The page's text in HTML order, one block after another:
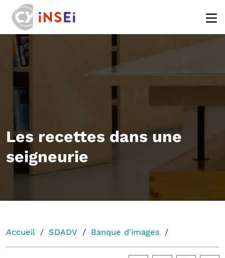
Les recettes dans une
seigneurie
Accueil SDADV Banque d'images